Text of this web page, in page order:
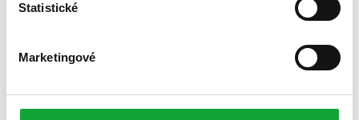
Statistické
Marketingové